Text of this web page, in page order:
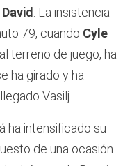
. La insistencia
79, cuando Cyle
terreno de juego, ha
ha girado y ha
Vasilj.
ha intensificado su
de una ocasión